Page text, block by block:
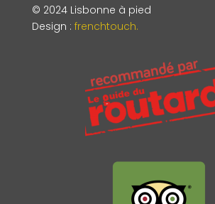
© 2024 Lisbonne à pied
Design : frenchtouch.